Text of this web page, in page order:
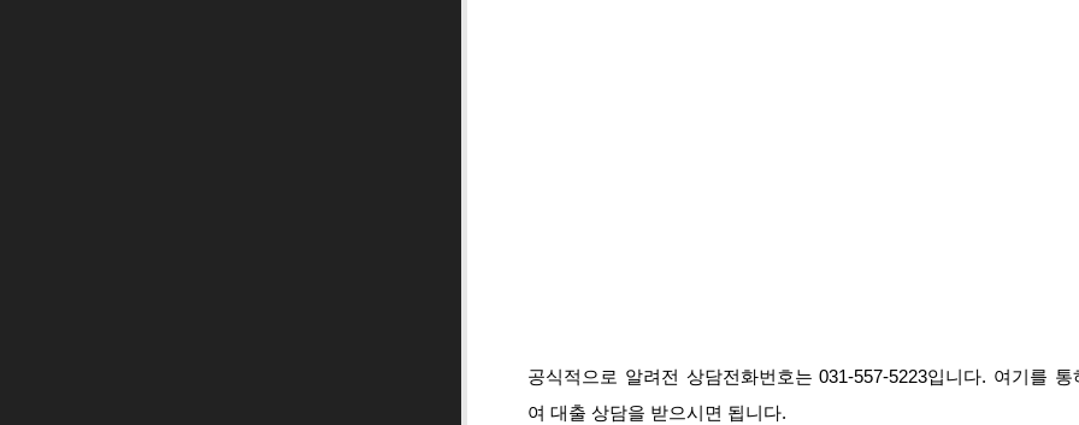
공식적으로 알려전 상담전화번호는 031-557-5223입니다. 여기를 통
여 대출 상담을 받으시면 됩니다.